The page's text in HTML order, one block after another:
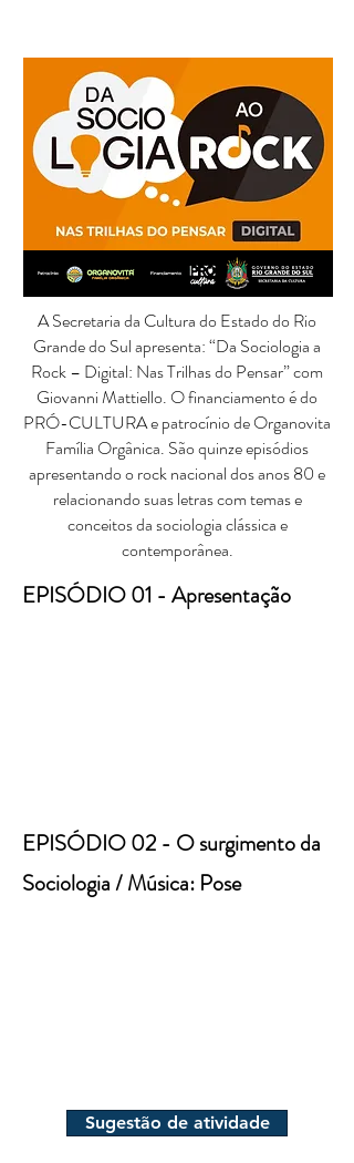
A Secretaria da Cultura do Estado do Rio
Grande do Sul apresenta: “Da Sociologia a
Rock – Digital: Nas Trilhas do Pensar” com
Giovanni Mattiello. O financiamento é do
PRÓ-CULTURA e patrocínio de Organovita
Família Orgânica. São quinze episódios
apresentando o rock nacional dos anos 80 e
relacionando suas letras com temas e
conceitos da sociologia clássica e
contemporânea.
EPISÓDIO 01 - Apresentação
EPISÓDIO 02 - O surgimento da
Sociologia / Música: Pose
Sugestão de atividade